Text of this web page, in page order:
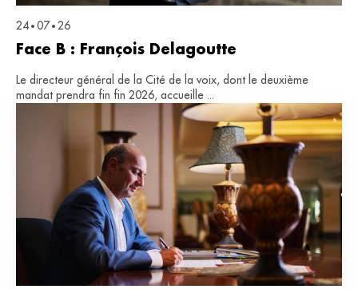
24 • 07 • 26
Face B : François Delagoutte
Le directeur général de la Cité de la voix, dont le deuxième
mandat prendra fin fin 2026, accueille ...